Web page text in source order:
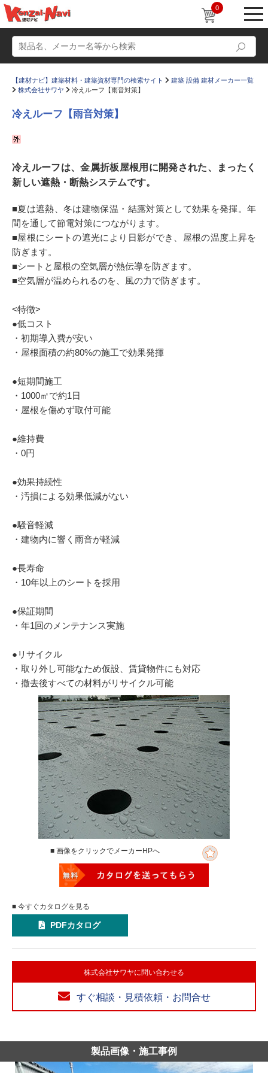
0
かたなび コラム
Q＆A 販売・施工代理店募集
お気に入り
【建材ナビ】建築材料・建築資材専門の検索サイト
建築 設備 建材メーカー一覧
株式会社サワヤ
冷えルーフ【雨音対策】
冷えルーフ【雨音対策】
冷えルーフは、金属折板屋根用に開発された、まったく
新しい遮熱・断熱システムです。
■夏は遮熱、冬は建物保温・結露対策として効果を発揮。年
間を通して節電対策につながります。
■屋根にシートの遮光により日影ができ、屋根の温度上昇を
防ぎます。
■シートと屋根の空気層が熱伝導を防ぎます。
■空気層が温められるのを、風の力で防ぎます。
<特徴>
●低コスト
・初期導入費が安い
・屋根面積の約80%の施工で効果発揮
●短期間施工
・1000㎡で約1日
・屋根を傷めず取付可能
●維持費
・0円
●効果持続性
・汚損による効果低減がない
●騒音軽減
・建物内に響く雨音が軽減
●長寿命
・10年以上のシートを採用
●保証期間
・年1回のメンテナンス実施
●リサイクル
・取り外し可能なため仮設、賃貸物件にも対応
・撤去後すべての材料がリサイクル可能
■ 画像をクリックでメーカーHPへ
■ 今すぐカタログを見る
PDFカタログ
株式会社サワヤに問い合わせる
すぐ相談・見積依頼・お問合せ
製品画像・施工事例